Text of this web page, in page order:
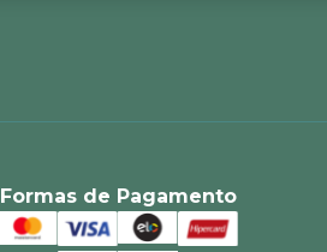
Formas de Pagamento